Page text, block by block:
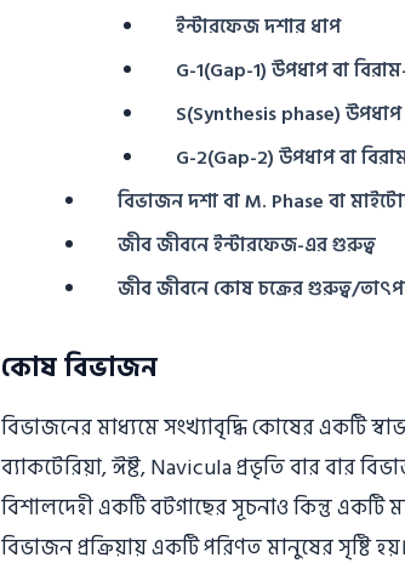
ইন্টারফেজ দশার ধাপ
G-1(Gap-1) উপধাপ বা
S(Synthesis phase) উপধাপ
G-2(Gap-2) উপধাপ বা
বিভাজন দশা বা M. Phase বা
জীব জীবনে ইন্টারফেজ-এর গুরুত্ব
জীব জীবনে কোষ চক্রের গুরুত্ব/
কোষ বিভাজন
বিভাজনের মাধ্যমে সংখ্যাবৃদ্ধি কোষের একটি
ব্যাকটেরিয়া, ঈষ্ট, Navicula প্রভৃতি বার বার
বিশালদেহী একটি বটগাছের সূচনাও কিন্তু একটি
বিভাজন প্রক্রিয়ায় একটি পরিণত মানুষের সৃষ্টি